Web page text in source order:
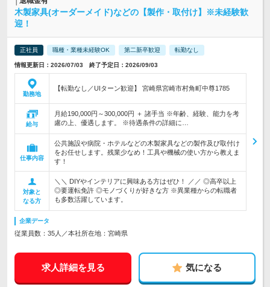
木製家具(オーダーメイド)などの【製作・取付け】※未経験歓
迎！
正社員 職種・業種未経験OK 第二新卒歓迎 転勤なし
情報更新日：2026/07/03 終了予定日：2026/09/03
勤務地
【転勤なし／UIターン歓迎】 宮崎県宮崎市村角町中尊1785
給与
月給190,000円～300,000円 ＋ 諸手当 ※年齢、経験、能力を考
慮の上、優遇します。 ※待遇条件の詳細に…
仕事内容
公共施設や病院・ホテルなどの木製家具などの製作及び取付け
をお任せします。残業少なめ！工具や機械の使い方から教えま
す！
対象と
なる方
＼＼ DIYやインテリアに興味ある方はぜひ！ ／／ ◎高卒以上
◎要運転免許 ◎モノづくりが好きな方 ※異業種からの転職者
も多数活躍しています。
企業データ
従業員数：35人／本社所在地：宮崎県
求人詳細を見る 気になる